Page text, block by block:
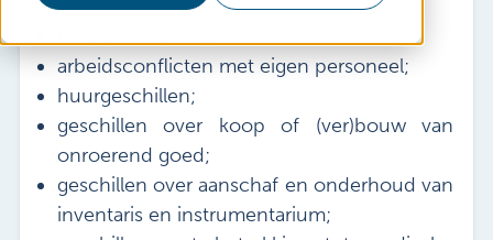
Mijn Sibbing
Contact
arbeidsconflicten met eigen personeel;
huurgeschillen;
geschillen over koop of (ver)bouw van
onroerend goed;
geschillen over aanschaf en onderhoud van
inventaris en instrumentarium;